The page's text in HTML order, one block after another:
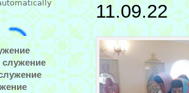
служение
11.09.22